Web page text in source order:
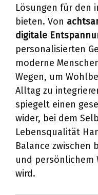
Lösungen für den
bieten. Von
digitale
personalisierten
moderne
Wegen, um
Alltag zu
spiegelt einen
wider, bei dem
Lebensqualität
Balance zwischen
und persönlichem
wird.